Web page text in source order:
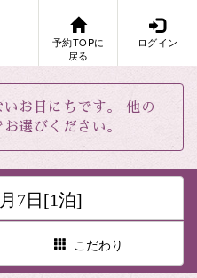
予約TOPに
戻る
ログイン
お日にちです。 他の
選びください。
7日[1泊]
こだわり